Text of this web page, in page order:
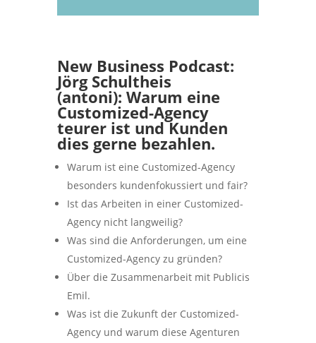
New Business Podcast:
Jörg Schultheis
(antoni): Warum eine
Customized-Agency
teurer ist und Kunden
dies gerne bezahlen.
Warum ist eine Customized-Agency
besonders kundenfokussiert und fair?
Ist das Arbeiten in einer Customized-
Agency nicht langweilig?
Was sind die Anforderungen, um eine
Customized-Agency zu gründen?
Über die Zusammenarbeit mit Publicis
Emil.
Was ist die Zukunft der Customized-
Agency und warum diese Agenturen